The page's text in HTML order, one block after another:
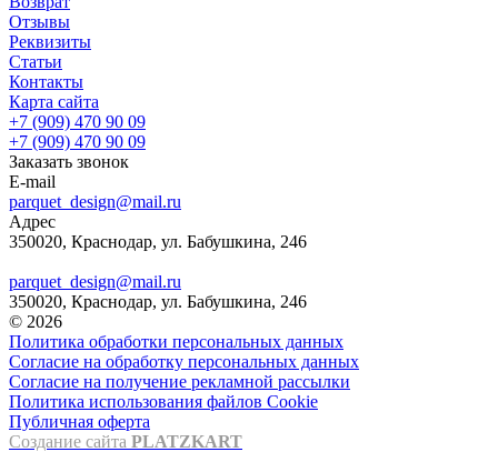
Отзывы
Реквизиты
Статьи
Контакты
Карта сайта
+7 (909) 470 90 09
+7 (909) 470 90 09
Заказать звонок
E-mail
parquet_design@mail.ru
Адрес
350020, Краснодар, ул. Бабушкина, 246
parquet_design@mail.ru
350020, Краснодар, ул. Бабушкина, 246
© 2026
Политика обработки персональных данных
Согласие на обработку персональных данных
Согласие на получение рекламной рассылки
Политика использования файлов Cookie
Публичная оферта
Создание сайта PLATZKART